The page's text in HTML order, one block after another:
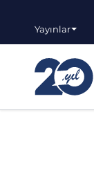
Yayınlar